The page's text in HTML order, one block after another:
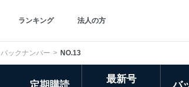
ランキング 法人の方
バックナンバー NO.13
最新号